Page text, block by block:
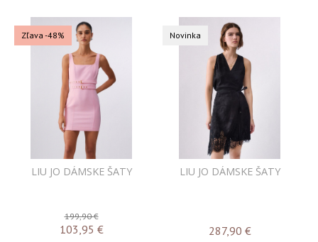
Zľava -48%
LIU JO DÁMSKE ŠATY
199,90 €
103,95 €
Novinka
LIU JO DÁMSKE ŠATY
287,90 €